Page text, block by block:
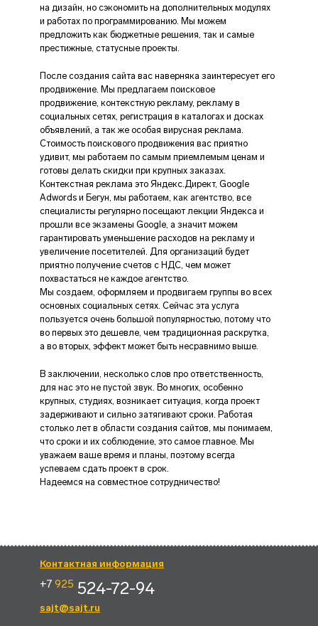
на дизайн, но сэкономить на дополнительных модулях
и работах по программированию. Мы можем
предложить как бюджетные решения, так и самые
престижные, статусные проекты.
После создания сайта вас наверняка заинтересует его
продвижение. Мы предлагаем поисковое
продвижение, контекстную рекламу, рекламу в
социальных сетях, регистрация в каталогах и досках
объявлений, а так же особая вирусная реклама.
Стоимость поискового продвижения вас приятно
удивит, мы работаем по самым приемлемым ценам и
готовы делать скидки при крупных заказах.
Контекстная реклама это Яндекс.Директ, Google
Adwords и Бегун, мы работаем, как агентство, все
специалисты регулярно посещают лекции Яндекса и
прошли все экзамены Google, а значит можем
гарантировать уменьшение расходов на рекламу и
увеличение посетителей. Для организаций будет
приятно получение счетов с НДС, чем может
похвастаться не каждое агентство.
Мы создаем, оформляем и продвигаем группы во всех
основных социальных сетях. Сейчас эта услуга
пользуется очень большой популярностью, потому что
во первых это дешевле, чем традиционная раскрутка,
а во вторых, эффект может быть несравнимо выше.
В заключении, несколько слов про ответственность,
для нас это не пустой звук. Во многих, особенно
крупных, студиях, возникает ситуация, когда проект
задерживают и сильно затягивают сроки. Работая
столько лет в области создания сайтов, мы понимаем,
что сроки и их соблюдение, это самое главное. Мы
уважаем ваше время и планы, поэтому всегда
успеваем сдать проект в срок.
Надеемся на совместное сотрудничество!
Контактная информация
+7 925 524-72-94
sajt@sajt.ru